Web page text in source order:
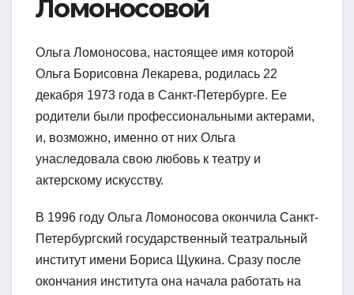
Ломоносовой
Ольга Ломоносова, настоящее имя которой
Ольга Борисовна Лекарева, родилась 22
декабря 1973 года в Санкт-Петербурге. Ее
родители были профессиональными актерами,
и, возможно, именно от них Ольга
унаследовала свою любовь к театру и
актерскому искусству.
В 1996 году Ольга Ломоносова окончила Санкт-
Петербургский государственный театральный
институт имени Бориса Щукина. Сразу после
окончания института она начала работать на